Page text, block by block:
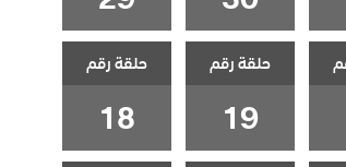
حلقة رقم
19
حلقة رقم
18